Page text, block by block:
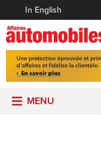
In English
MENU